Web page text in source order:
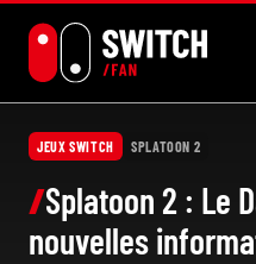
contenu
JEUX SWITCH SPLATOON 2
Splatoon 2 : Le
nouvelles